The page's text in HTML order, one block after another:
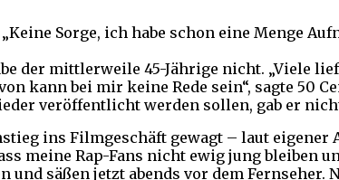
Sorge, ich habe schon eine Menge
der mittlerweile 45-Jährige nicht. „Viele
kann bei mir keine Rede sein“, sagte 50
veröffentlicht werden sollen, gab er
ins Filmgeschäft gewagt – laut eigener
meine Rap-Fans nicht ewig jung bleiben
und säßen jetzt abends vor dem Fernseher.